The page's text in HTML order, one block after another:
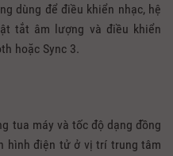
dùng để điều khiển nhạc, hệ
tắt âm lượng và điều khiển
hoặc Sync 3.
tua máy và tốc độ dạng đồng
hình điện tử ở vị trí trung tâm